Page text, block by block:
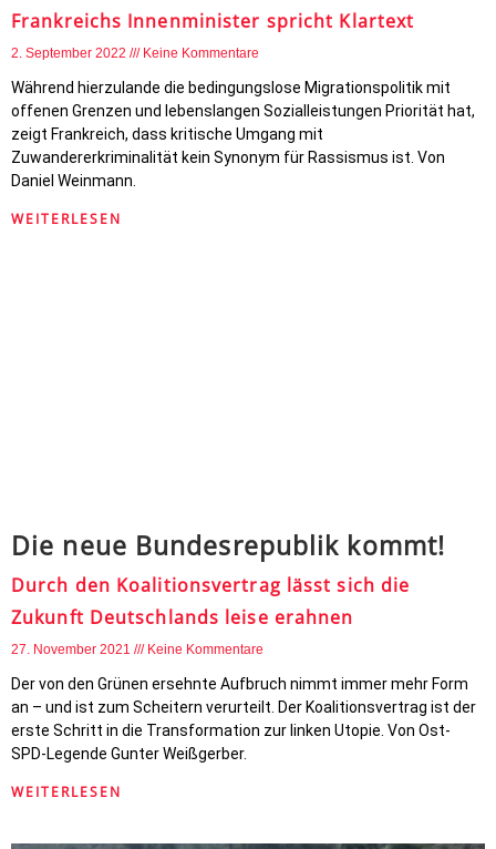
Frankreichs Innenminister spricht Klartext
2. September 2022 Keine Kommentare
Während hierzulande die bedingungslose Migrationspolitik mit
offenen Grenzen und lebenslangen Sozialleistungen Priorität hat,
zeigt Frankreich, dass kritische Umgang mit
Zuwandererkriminalität kein Synonym für Rassismus ist. Von
Daniel Weinmann.
WEITERLESEN
Die neue Bundesrepublik kommt!
Durch den Koalitionsvertrag lässt sich die
Zukunft Deutschlands leise erahnen
27. November 2021 Keine Kommentare
Der von den Grünen ersehnte Aufbruch nimmt immer mehr Form
an – und ist zum Scheitern verurteilt. Der Koalitionsvertrag ist der
erste Schritt in die Transformation zur linken Utopie. Von Ost-
SPD-Legende Gunter Weißgerber.
WEITERLESEN